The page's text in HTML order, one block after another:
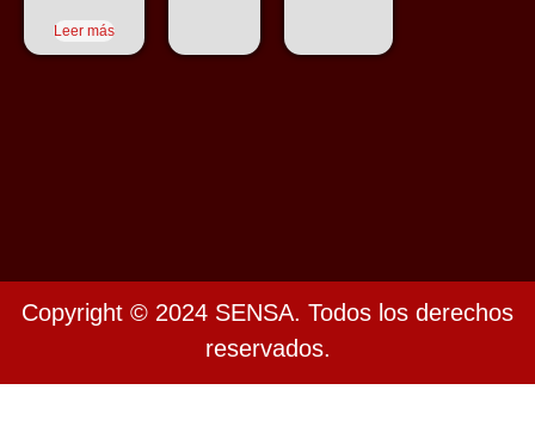
Leer más
Copyright © 2024 SENSA. Todos los derechos
reservados.